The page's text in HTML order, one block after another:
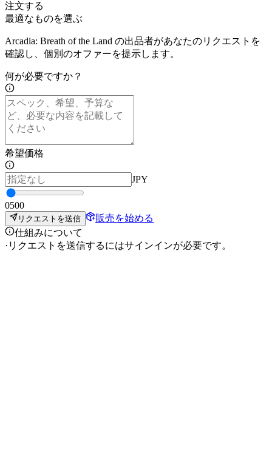
注文する
最適なものを選ぶ
Arcadia: Breath of the Land の出品者があなたのリクエストを
確認し、個別のオファーを提示します。
何が必要ですか？
希望価格
JPY
0500
リクエストを送信
販売を始める
仕組みについて
· リクエストを送信するにはサインインが必要です。